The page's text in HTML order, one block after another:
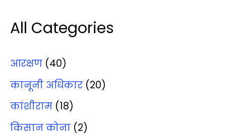
All Categories
आरक्षण (40)
कानूनी अधिकार (20)
कांशीराम (18)
किसान कोना (2)